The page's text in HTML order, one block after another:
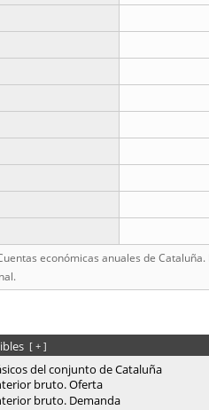
económicas anuales de
[ + ]
del conjunto de Cataluña
bruto. Oferta
bruto. Demanda